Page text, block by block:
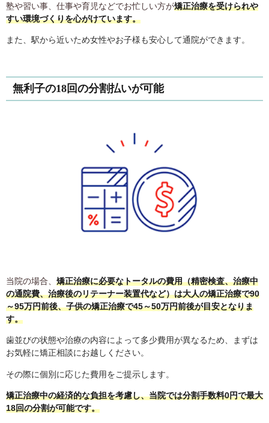
塾や習い事、仕事や育児などでお忙しい方が矯正治療を受けられや
すい環境づくりを心がけています。
また、駅から近いため女性やお子様も安心して通院ができます。
無利子の18回の分割払いが可能
当院の場合、 矯正治療に必要なトータルの費用（精密検査、治療中
の通院費、治療後のリテーナー装置代など）は大人の矯正治療で90
～95万円前後、子供の矯正治療で45～50万円前後が目安となりま
す。
歯並びの状態や治療の内容によって多少費用が異なるため、まずは
お気軽に矯正相談にお越しください。
その際に個別に応じた費用をご提示します。
矯正治療中の経済的な負担を考慮し、当院では分割手数料0円で最大
18回の分割が可能です。